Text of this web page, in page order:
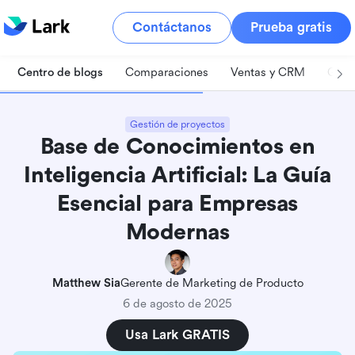
Contáctanos Prueba gratis
Centro de blogs Comparaciones Ventas y CRM
Gestión de proyectos
Base de Conocimientos en
Inteligencia Artificial: La Guía
Esencial para Empresas
Modernas
Matthew SiaGerente de Marketing de Producto
6 de agosto de 2025
Usa Lark GRATIS